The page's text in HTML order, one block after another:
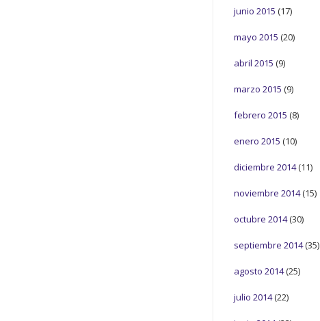
junio 2015 (17)
mayo 2015 (20)
abril 2015 (9)
marzo 2015 (9)
febrero 2015 (8)
enero 2015 (10)
diciembre 2014(11)
noviembre 2014(15)
octubre 2014(30)
septiembre 2014(35)
agosto 2014(25)
julio 2014(22)